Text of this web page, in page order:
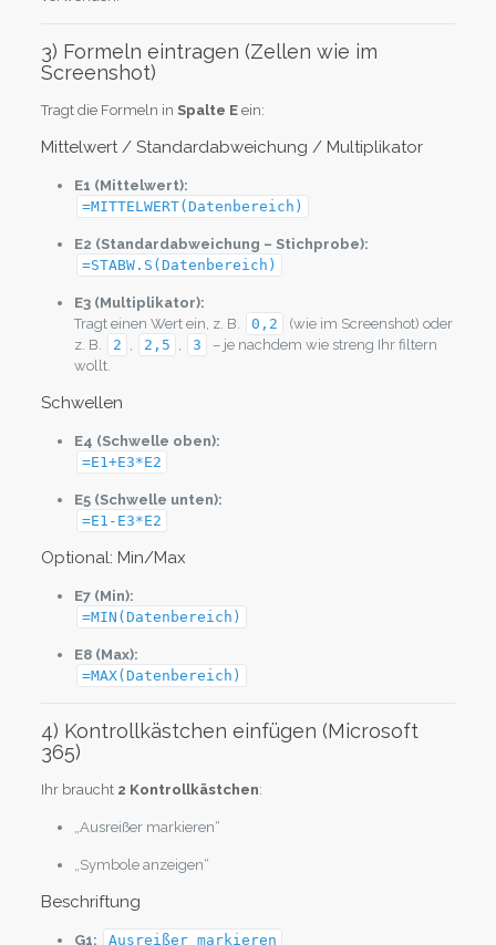
3) Formeln eintragen (Zellen wie im
Screenshot)
Tragt die Formeln in Spalte Eein:
Mittelwert / Standardabweichung / Multiplikator
E1 (Mittelwert):
=MITTELWERT(Datenbereich)
E2 (Standardabweichung – Stichprobe):
=STABW.S(Datenbereich)
E3 (Multiplikator):
Tragt einen Wert ein, z. B.
0,2
(wie im Screenshot) oder
z. B.
2 , 2,5 , 3
– je nachdem wie streng Ihr filtern
wollt.
Schwellen
E4 (Schwelle oben):
=E1+E3*E2
E5 (Schwelle unten):
=E1-E3*E2
Optional: Min/Max
E7 (Min):
=MIN(Datenbereich)
E8 (Max):
=MAX(Datenbereich)
4) Kontrollkästchen einfügen (Microsoft
365)
Ihr braucht 2 Kontrollkästchen:
„Ausreißer markieren“
„Symbole anzeigen“
Beschriftung
G1: Ausreißer markieren